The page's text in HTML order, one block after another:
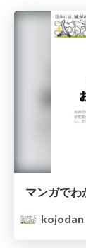
マンガでわ
kojodan